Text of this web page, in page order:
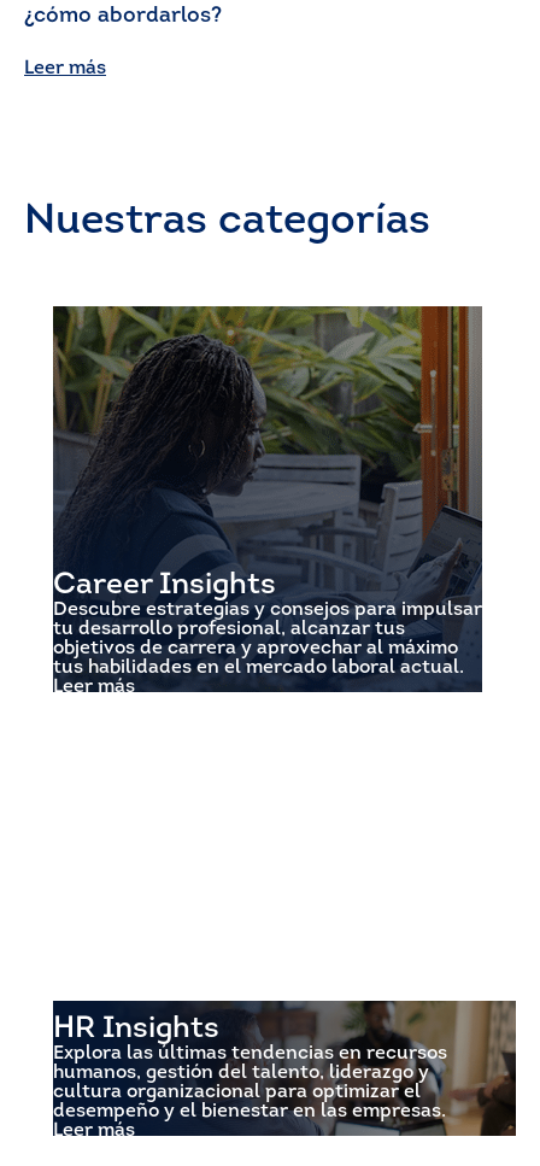
¿cómo abordarlos?
Leer más
Nuestras categorías
Career Insights
Descubre estrategias y consejos para impulsar
tu desarrollo profesional, alcanzar tus
objetivos de carrera y aprovechar al máximo
tus habilidades en el mercado laboral actual.
Leer más
HR Insights
Explora las últimas tendencias en recursos
humanos, gestión del talento, liderazgo y
cultura organizacional para optimizar el
desempeño y el bienestar en las empresas.
Leer más